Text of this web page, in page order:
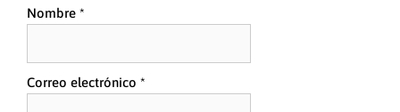
Nombre *
Correo electrónico *